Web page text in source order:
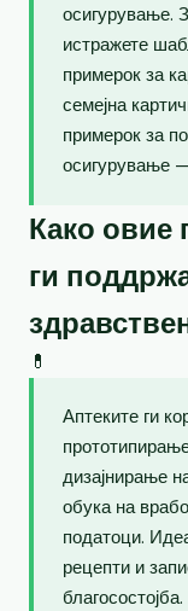
осигурување.
истражете
примерок за
семејна
примерок за
осигурување
Како овие
ги
💊
Аптеките ги
дизајнирање
обука на
податоци.
рецепти и
благосостојба.